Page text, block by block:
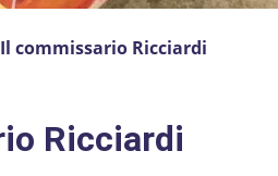
Il commissario Ricciardi
Ricciardi